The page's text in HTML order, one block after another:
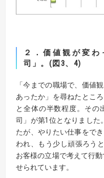
２．価値観が変
司」。(図3、4)
「今までの職場で、価値
あったか」を尋ねたとこ
と全体の半数程度。その
司」が第1位となりました
たが、やりたい仕事をで
われ、もう少し頑張ろう
お客様の立場で考えて行
せられています。